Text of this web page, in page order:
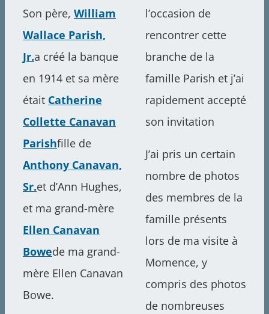
Son père, William
Wallace Parish,
Jr.a créé la banque
en 1914 et sa mère
était Catherine
Collette Canavan
Parishfille de
Anthony Canavan,
Sr.et d’Ann Hughes,
et ma grand-mère
Ellen Canavan
Bowede ma grand-
mère Ellen Canavan
Bowe.
l’occasion de
rencontrer cette
branche de la
famille Parish et j’ai
rapidement accepté
son invitation
J’ai pris un certain
nombre de photos
des membres de la
famille présents
lors de ma visite à
Momence, y
compris des photos
de nombreuses